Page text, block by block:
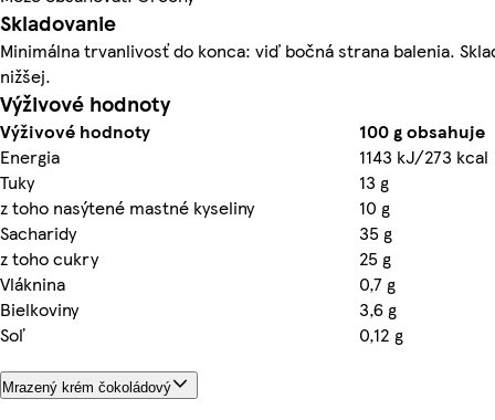
Skladovanie
Minimálna trvanlivosť do konca: viď bočná strana balenia.
nižšej.
Výživové hodnoty
Výživové hodnoty
100 g obsahuje
Energia
1143 kJ/273 kcal
Tuky
13 g
z toho nasýtené mastné kyseliny
10 g
Sacharidy
35 g
z toho cukry
25 g
Vláknina
0,7 g
Bielkoviny
3,6 g
Soľ
0,12 g
Mrazený krém čokoládový